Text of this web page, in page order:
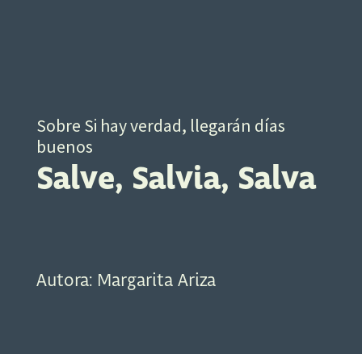
Sobre Si hay verdad, llegarán días
buenos
Salve, Salvia, Salva
Autora: Margarita Ariza